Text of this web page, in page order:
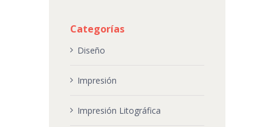
Categorías
Diseño
Impresión
Impresión Litográfica